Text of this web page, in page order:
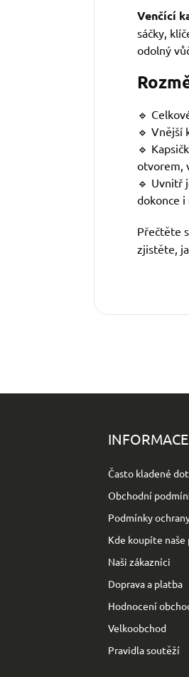
Venčící
sáčky,
odolný
🔹
🔹 Vnější
🔹
otvorem,
🔹 Uvnitř
dokonce i
Přečtěte
zjistěte,
Často kladené
Obchodní
Podmínky
Kde koupíte
Naši zákazníci
Doprava a platba
Hodnocení
Velkoobchod
Pravidla soutěží